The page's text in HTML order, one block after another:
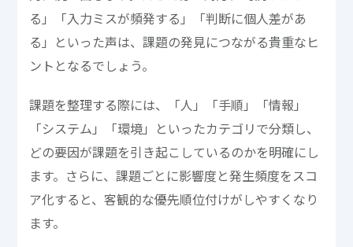
る」「入力ミスが頻発する」「判断に個人差があ
る」といった声は、課題の発見につながる貴重なヒ
ントとなるでしょう。
課題を整理する際には、「人」「手順」「情報」
「システム」「環境」といったカテゴリで分類し、
どの要因が課題を引き起こしているのかを明確にし
ます。さらに、課題ごとに影響度と発生頻度をスコ
ア化すると、客観的な優先順位付けがしやすくなり
ます。